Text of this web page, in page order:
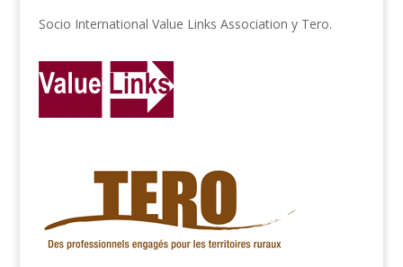
Socio International Value Links Association y Tero.